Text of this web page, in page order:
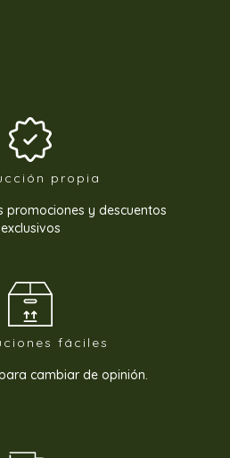
propia
promociones y descuentos
exclusivos
fáciles
cambiar de opinión.